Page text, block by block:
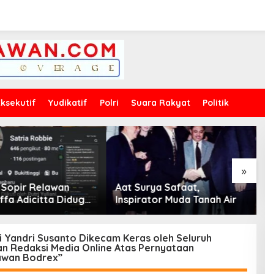
Yudikatif Polri Suara Rakyat Politik
»
Safaat,
Muda Tanah Air
Diduga Lalai, 3 Ompreng
Menu MBG Sambalnya
Kosong, Kinerja SPPG Affa
Disorot
Yandri Susanto Dikecam Keras oleh Seluruh
Redaksi Media Online Atas Pernyataan
Bodrex”